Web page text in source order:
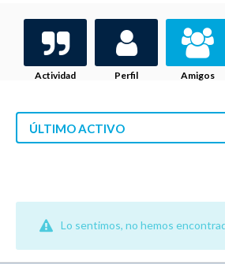
Actividad Perfil Amigos
ÚLTIMO ACTIVO
Lo sentimos, no hemos